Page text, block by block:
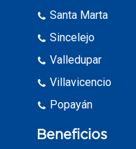
Santa Marta
Sincelejo
Valledupar
Villavicencio
Popayán
Beneficios